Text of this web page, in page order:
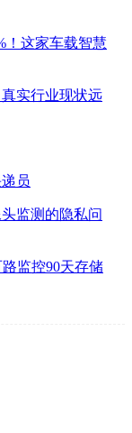
！这家车载智慧
实行业现状远
员
监测的隐私问
监控90天存储